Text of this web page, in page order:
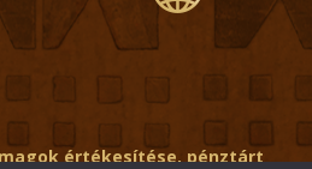
értékesítése, pénztárt